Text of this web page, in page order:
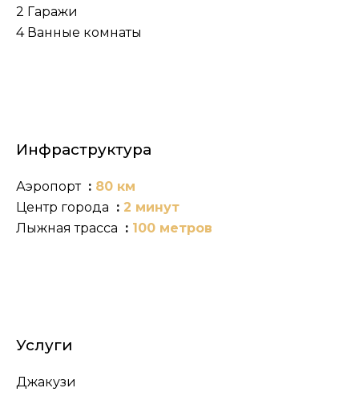
2 Гаражи
4 Ванные комнаты
Инфраструктура
Аэропорт
80 км
Центр города
2 минут
Лыжная трасса
100 метров
Услуги
Джакузи